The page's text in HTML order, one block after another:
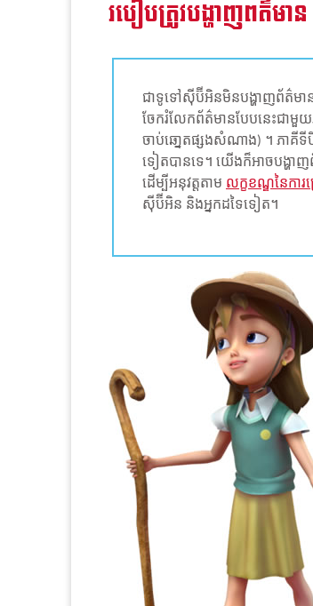
របៀបត្រូវបង្ហាញពត៌មាន
ជាទូទៅស៊ីប៊ីអិនមិនបង្ហាញព័ត៌មា
ចែករំលែកព័ត៌មានបែបនេះជាមួ
ចាប់ឆោ្នតផ្សងសំណាង) ។ ភាគីទីបី
ទៀតបានទេ។ យើងក៏អាចបង្ហា
ដើម្បីអនុវត្តតាម លក្ខខណ្ឌនៃការ
ស៊ីប៊ីអិន និងអ្នកដទៃទៀត។